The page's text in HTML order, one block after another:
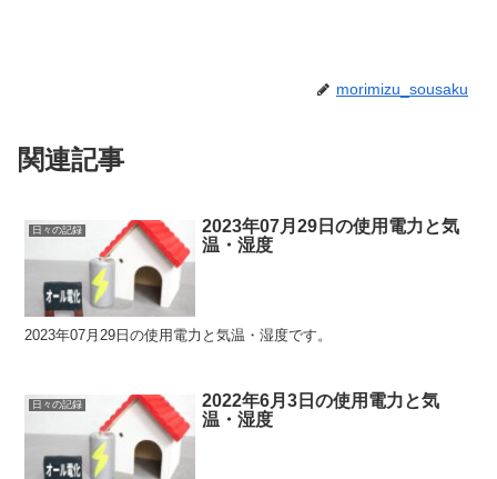
morimizu_sousaku
関連記事
日々の記録
2023年07月29日の使用電力と気
温・湿度
2023年07月29日の使用電力と気温・湿度です。
日々の記録
2022年6月3日の使用電力と気
温・湿度